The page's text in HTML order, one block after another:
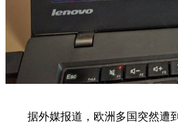
据外媒报道，欧洲多国突然遭